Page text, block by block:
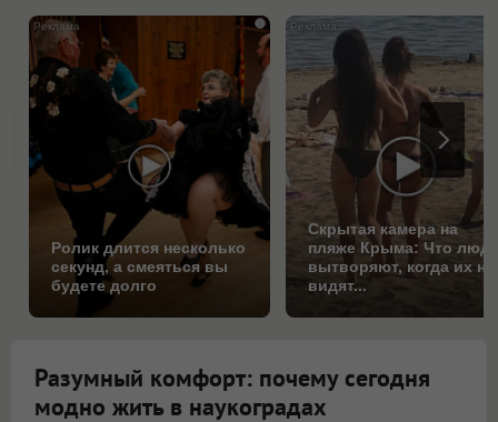
i
Ролик длится несколько
секунд, а смеяться вы
будете долго
Скрытая камера на
пляже Крыма: Что
вытворяют, когда их не
видят...
Разумный комфорт: почему сегодня
модно жить в наукоградах